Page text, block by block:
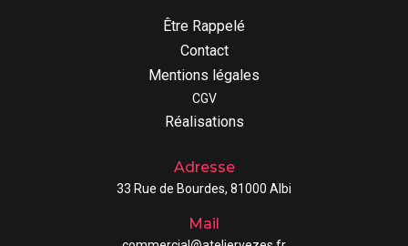
Être Rappelé
Contact
Mentions légales
CGV
Réalisations
Adresse
33 Rue de Bourdes, 81000 Albi
Mail